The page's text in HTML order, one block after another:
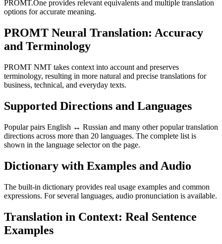
PROMT.One provides relevant equivalents and multiple translation
options for accurate meaning.
PROMT Neural Translation: Accuracy
and Terminology
PROMT NMT takes context into account and preserves
terminology, resulting in more natural and precise translations for
business, technical, and everyday texts.
Supported Directions and Languages
Popular pairs English ↔ Russian and many other popular translation
directions across more than 20 languages. The complete list is
shown in the language selector on the page.
Dictionary with Examples and Audio
The built-in dictionary provides real usage examples and common
expressions. For several languages, audio pronunciation is available.
Translation in Context: Real Sentence
Examples